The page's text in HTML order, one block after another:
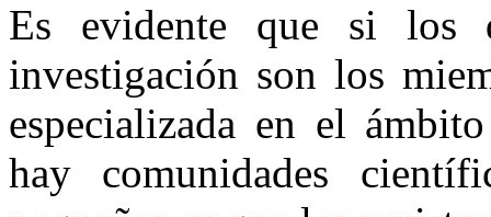
Es evidente que si los
investigación son los
especializada en el
hay comunidades